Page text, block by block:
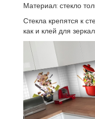
Материал: стекло
Стекла крепятся к
как и клей для